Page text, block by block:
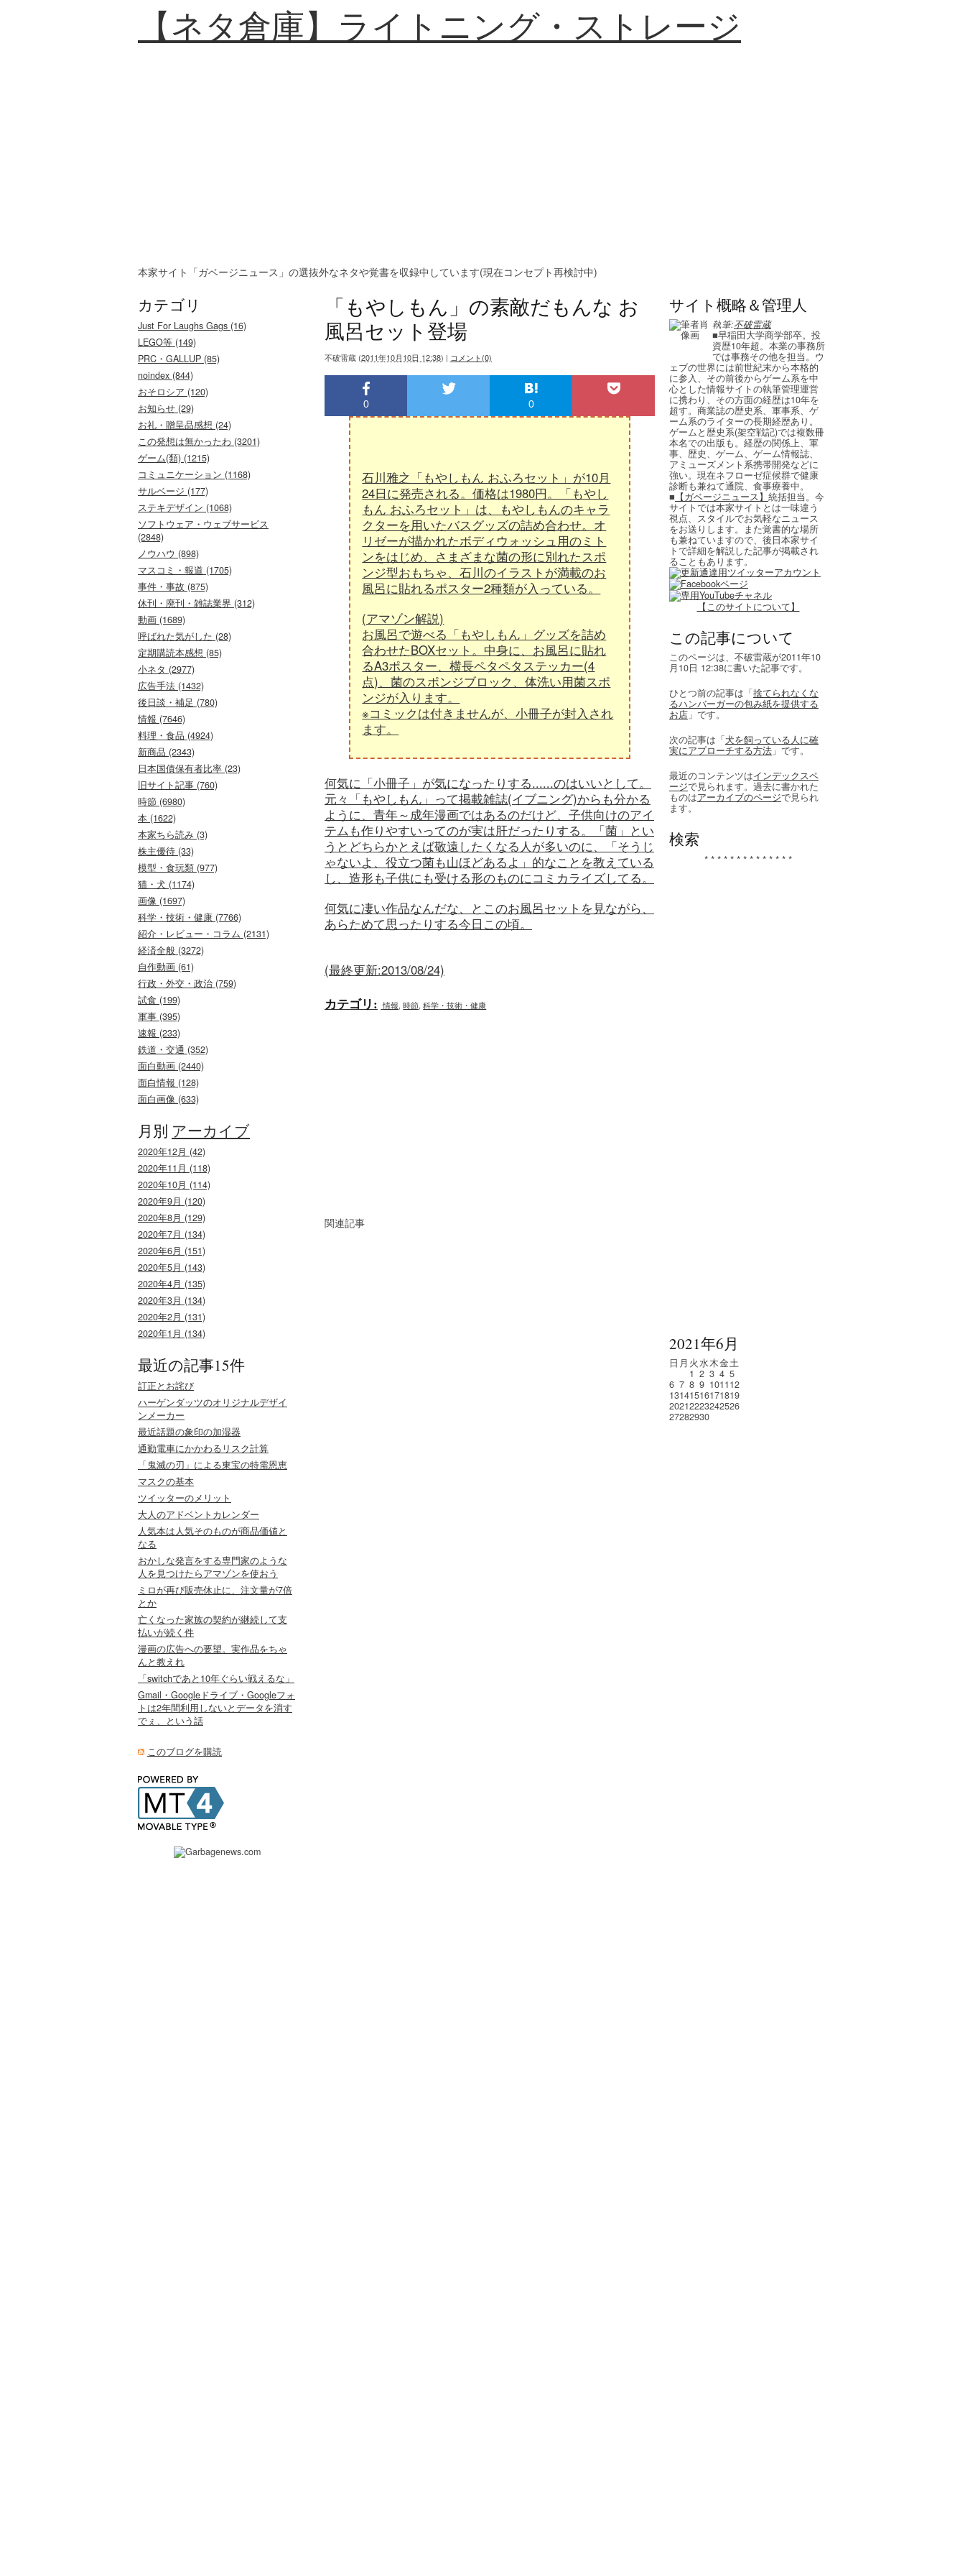
【ネタ倉庫】ライトニング・ストレージ
本家サイト「ガベージニュース」の選抜外なネタや覚書を収録中しています(現在コンセプト再検討中)
「もやしもん」の素敵だもんな お
風呂セット登場
不破雷蔵 (2011年10月10日 12:38) | コメント(0)
0 0
石川雅之「もやしもん おふろセット」が10月
24日に発売される。価格は1980円。「もやし
もん おふろセット」は、もやしもんのキャラ
クターを用いたバスグッズの詰め合わせ。オ
リゼーが描かれたボディウォッシュ用のミト
ンをはじめ、さまざまな菌の形に別れたスポ
ンジ型おもちゃ、石川のイラストが満載のお
風呂に貼れるポスター2種類が入っている。
(アマゾン解説)
お風呂で遊べる「もやしもん」グッズを詰め
合わせたBOXセット。中身に、お風呂に貼れ
るA3ポスター、横長ペタペタステッカー(4
点)、菌のスポンジブロック、体洗い用菌スポ
ンジが入ります。
※コミックは付きませんが、小冊子が封入され
ます。
何気に「小冊子」が気になったりする......のはいいとして。
元々「もやしもん」って掲載雑誌(イブニング)からも分かる
ように、青年～成年漫画ではあるのだけど、子供向けのアイ
テムも作りやすいってのが実は肝だったりする。「菌」とい
うとどちらかとえば敬遠したくなる人が多いのに、「そうじ
ゃないよ、役立つ菌も山ほどあるよ」的なことを教えている
し、造形も子供にも受ける形のものにコミカライズしてる。
何気に凄い作品なんだな、とこのお風呂セットを見ながら、
あらためて思ったりする今日この頃。
(最終更新:2013/08/24)
カテゴリ: 情報, 時節, 科学・技術・健康
関連記事
カテゴリ
Just For Laughs Gags (16)
LEGO等 (149)
PRC・GALLUP (85)
noindex (844)
おそロシア (120)
お知らせ (29)
お礼・贈呈品感想 (24)
この発想は無かったわ (3201)
ゲーム(類) (1215)
コミュニケーション (1168)
サルベージ (177)
ステキデザイン (1068)
ソフトウェア・ウェブサービス
(2848)
ノウハウ (898)
マスコミ・報道 (1705)
事件・事故 (875)
休刊・廃刊・雑誌業界 (312)
動画 (1689)
呼ばれた気がした (28)
定期購読本感想 (85)
小ネタ (2977)
広告手法 (1432)
後日談・補足 (780)
情報 (7646)
料理・食品 (4924)
新商品 (2343)
日本国債保有者比率 (23)
旧サイト記事 (760)
時節 (6980)
本 (1622)
本家ちら読み (3)
株主優待 (33)
模型・食玩類 (977)
猫・犬 (1174)
画像 (1697)
科学・技術・健康 (7766)
紹介・レビュー・コラム (2131)
経済全般 (3272)
自作動画 (61)
行政・外交・政治 (759)
試食 (199)
軍事 (395)
速報 (233)
鉄道・交通 (352)
面白動画 (2440)
面白情報 (128)
面白画像 (633)
月別 アーカイブ
2020年12月 (42)
2020年11月 (118)
2020年10月 (114)
2020年9月 (120)
2020年8月 (129)
2020年7月 (134)
2020年6月 (151)
2020年5月 (143)
2020年4月 (135)
2020年3月 (134)
2020年2月 (131)
2020年1月 (134)
最近の記事15件
訂正とお詫び
ハーゲンダッツのオリジナルデザイ
ンメーカー
最近話題の象印の加湿器
通勤電車にかかわるリスク計算
「鬼滅の刃」による東宝の特需恩恵
マスクの基本
ツイッターのメリット
大人のアドベントカレンダー
人気本は人気そのものが商品価値と
なる
おかしな発言をする専門家のような
人を見つけたらアマゾンを使おう
ミロが再び販売休止に、注文量が7倍
とか
亡くなった家族の契約が継続して支
払いが続く件
漫画の広告への要望。実作品をちゃ
んと教えれ
「switchであと10年ぐらい戦えるな」
Gmail・Googleドライブ・Googleフォ
トは2年間利用しないとデータを消す
でぇ、という話
このブログを購読
サイト概略＆管理人
執筆:不破雷蔵
■早稲田大学商学部卒。投
資歴10年超。本業の事務所
では事務その他を担当。ウ
ェブの世界には前世紀末から本格的
に参入、その前後からゲーム系を中
心とした情報サイトの執筆管理運営
に携わり、その方面の経歴は10年を
超す。商業誌の歴史系、軍事系、ゲ
ーム系のライターの長期経歴あり。
ゲームと歴史系(架空戦記)では複数冊
本名での出版も。経歴の関係上、軍
事、歴史、ゲーム、ゲーム情報誌、
アミューズメント系携帯開発などに
強い。現在ネフローゼ症候群で健康
診断も兼ねて通院、食事療養中。
■ 【ガベージニュース】 統括担当。今
サイトでは本家サイトとは一味違う
視点、スタイルでお気軽なニュース
をお送りします。また覚書的な場所
も兼ねていますので、後日本家サイ
トで詳細を解説した記事が掲載され
ることもあります。
【このサイトについて】
この記事について
このページは、不破雷蔵が2011年10
月10日 12:38に書いた記事です。
ひとつ前の記事は「捨てられなくな
るハンバーガーの包み紙を提供する
お店 」です。
次の記事は「犬を飼っている人に確
実にアプローチする方法 」です。
最近のコンテンツはインデックスペ
ージで見られます。過去に書かれた
ものはアーカイブのページで見られ
ます。
検索
* * * * * * * * * * * * * *
2021年6月
日 月 火水木金土
1 2 3 4 5
6 7 8 9 101112
13141516171819
20212223242526
27282930